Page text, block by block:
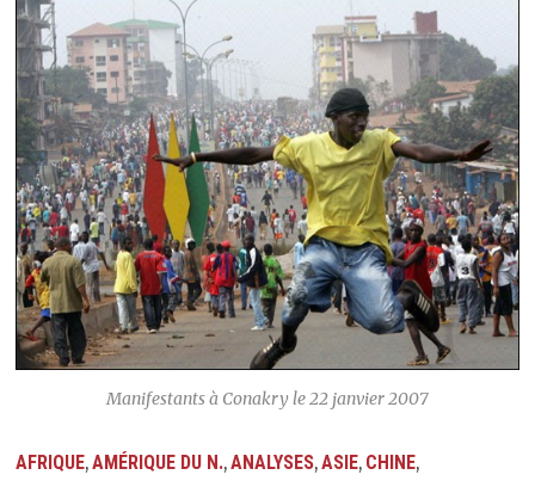
Manifestants à Conakry le 22 janvier 2007
AFRIQUE,AMÉRIQUE DU N.,ANALYSES,ASIE, CHINE,